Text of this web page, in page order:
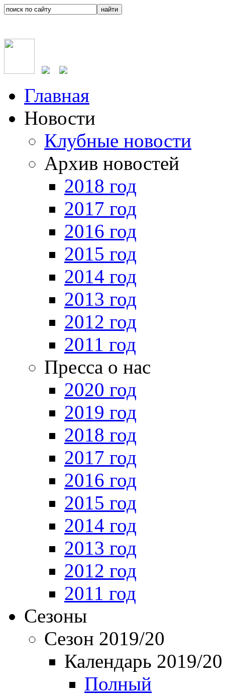
Главная
Новости
Клубные новости
Архив новостей
2018 год
2017 год
2016 год
2015 год
2014 год
2013 год
2012 год
2011 год
Пресса о нас
2020 год
2019 год
2018 год
2017 год
2016 год
2015 год
2014 год
2013 год
2012 год
2011 год
Сезоны
Сезон 2019/20
Календарь 2019/20
Полный